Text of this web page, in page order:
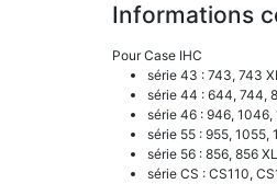
Informations
Pour Case IHC
série 43 : 743, 743
série 44 : 644, 744,
série 46 : 946, 1046,
série 55 : 955, 1055,
série 56 : 856, 856
série CS : CS110,